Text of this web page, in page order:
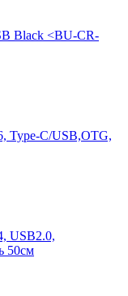
Black <BU-CR-
Type-C/USB,OTG,
USB2.0,
50см